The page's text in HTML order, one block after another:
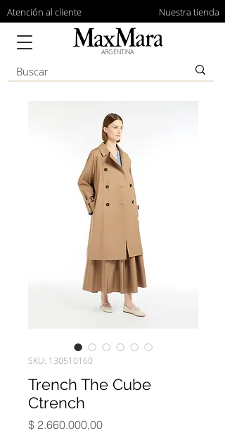
Atención al cliente Nuestra tienda
ARGENTINA
SKU: 130510160
Trench The Cube
Ctrench
$ 2.660.000,00Precio